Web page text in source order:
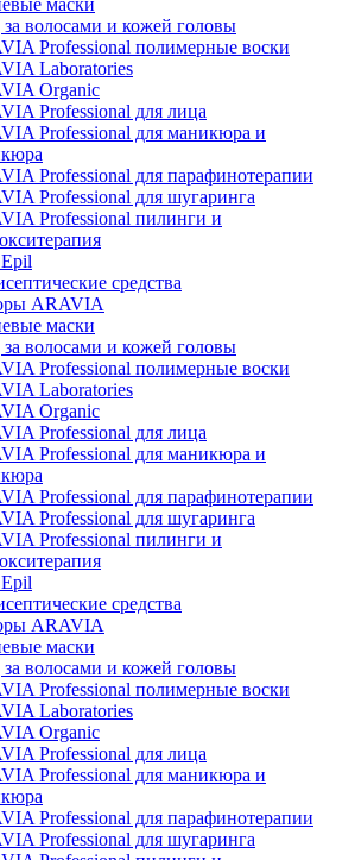
маски
за волосами и кожей головы
Professional полимерные воски
Laboratories
Organic
Professional для лица
Professional для маникюра и
Professional для парафинотерапии
Professional для шугаринга
Professional пилинги и
средства
ARAVIA
маски
за волосами и кожей головы
Professional полимерные воски
Laboratories
Organic
Professional для лица
Professional для маникюра и
Professional для парафинотерапии
Professional для шугаринга
Professional пилинги и
средства
ARAVIA
маски
за волосами и кожей головы
Professional полимерные воски
Laboratories
Organic
Professional для лица
Professional для маникюра и
Professional для парафинотерапии
Professional для шугаринга